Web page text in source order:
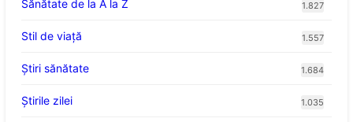
Sănătate de la A la Z 1.827
Stil de viaţă 1.557
Ştiri sănătate 1.684
Știrile zilei 1.035